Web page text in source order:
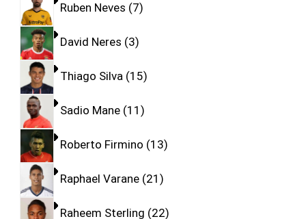
Ruben Neves 7
David Neres 3
Thiago Silva 15
Sadio Mane 11
Roberto Firmino 13
Raphael Varane 21
Raheem Sterling 22